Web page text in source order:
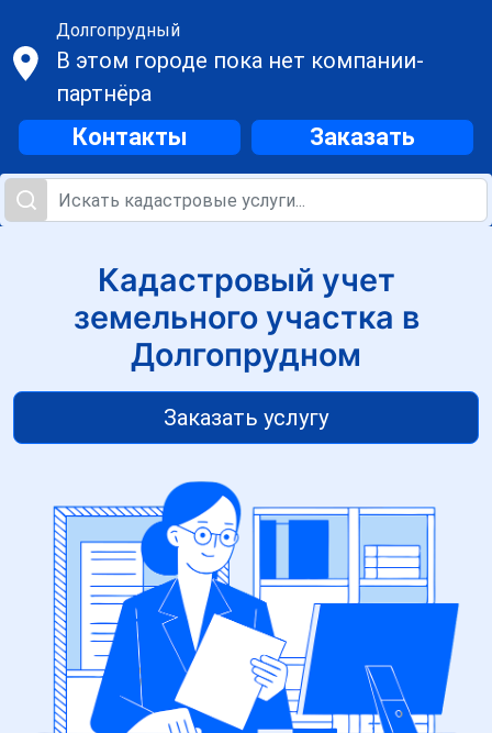
Долгопрудный
В этом городе пока нет компании-
партнёра
Контакты Заказать
Кадастровый учет
земельного участка в
Долгопрудном
Заказать услугу